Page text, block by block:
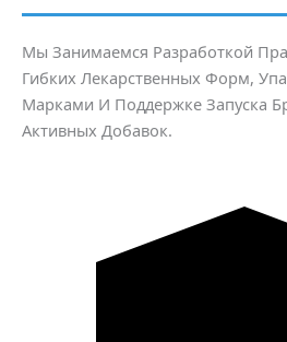
Мы Занимаемся Разработкой
Гибких Лекарственных Форм,
Марками И Поддержке Запуска
Активных Добавок.